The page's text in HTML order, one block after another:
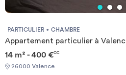
PARTICULIER CHAMBRE
Appartement particulier à
14 m² - 400 €CC
26000 Valence